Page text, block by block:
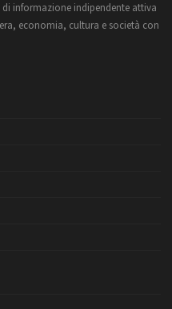
di informazione indipendente attiva
economia, cultura e società con